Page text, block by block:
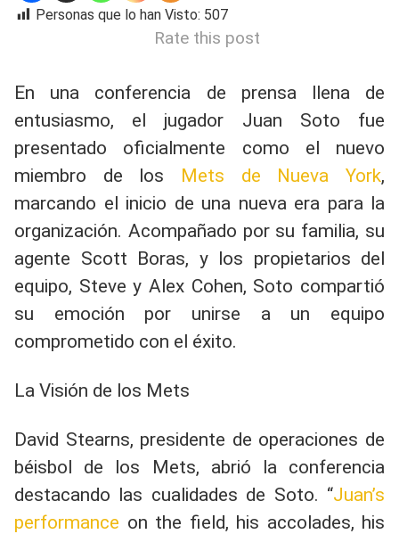
Personas que lo han Visto: 507
Rate this post
En una conferencia de prensa llena de
entusiasmo, el jugador Juan Soto fue
presentado oficialmente como el nuevo
miembro de los Mets de Nueva York,
marcando el inicio de una nueva era para la
organización. Acompañado por su familia, su
agente Scott Boras, y los propietarios del
equipo, Steve y Alex Cohen, Soto compartió
su emoción por unirse a un equipo
comprometido con el éxito.
La Visión de los Mets
David Stearns, presidente de operaciones de
béisbol de los Mets, abrió la conferencia
destacando las cualidades de Soto. “Juan’s
performance on the field, his accolades, his